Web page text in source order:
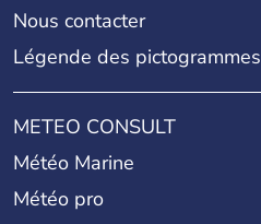
Nous contacter
Légende des pictogrammes
METEO CONSULT
Météo Marine
Météo pro